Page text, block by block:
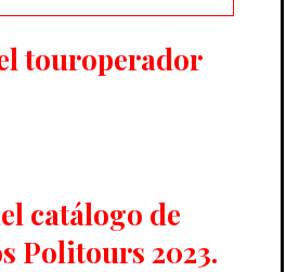
touroperador
catálogo de
Politours 2023.